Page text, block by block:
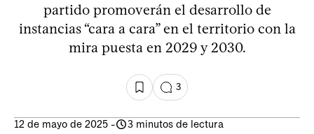
partido promoverán el desarrollo de
instancias “cara a cara” en el territorio con la
mira puesta en 2029 y 2030.
3
12 de mayo de 2025 - 3 minutos de lectura